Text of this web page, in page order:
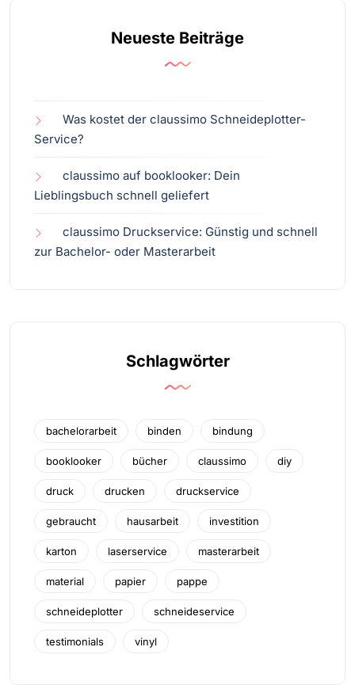
Neueste Beiträge
Was kostet der claussimo Schneideplotter-
Service?
claussimo auf booklooker: Dein
Lieblingsbuch schnell geliefert
claussimo Druckservice: Günstig und schnell
zur Bachelor- oder Masterarbeit
Schlagwörter
bachelorarbeit binden bindung
booklooker bücher claussimo diy
druck drucken druckservice
gebraucht hausarbeit investition
karton laserservice masterarbeit
material papier pappe
schneideplotter schneideservice
testimonials vinyl